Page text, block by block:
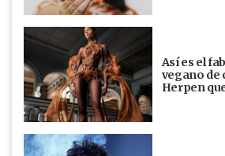
Así es el
vegano de
Herpen